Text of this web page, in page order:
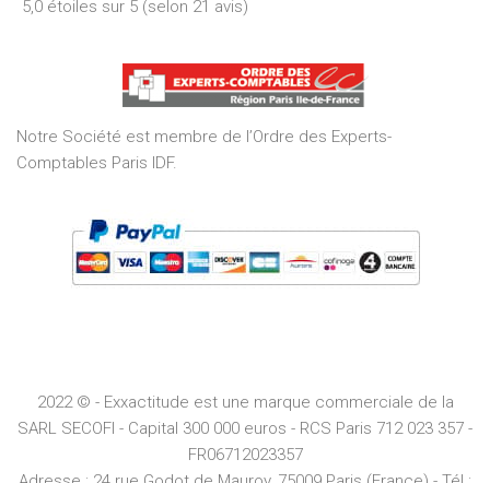
5,0
of
5
5,0 étoiles sur 5 (selon 21 avis)
Notre Société est membre de l’Ordre des Experts-
Comptables Paris IDF.
2022 © - Exxactitude est une marque commerciale de la
SARL SECOFI - Capital 300 000 euros - RCS Paris 712 023 357 -
FR06712023357